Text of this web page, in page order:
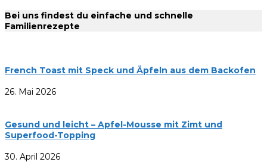
Bei uns findest du einfache und schnelle
Familienrezepte
French Toast mit Speck und Äpfeln aus dem Backofen
26. Mai 2026
Gesund und leicht – Apfel-Mousse mit Zimt und
Superfood-Topping
30. April 2026